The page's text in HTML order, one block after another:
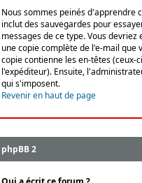
Nous sommes peinés d'apprendre
inclut des sauvegardes pour
messages de ce type. Vous
une copie complète de l'e-mail que
copie contienne les en-têtes
l'expéditeur). Ensuite,
qui s'imposent.
Revenir en haut de page
phpBB 2